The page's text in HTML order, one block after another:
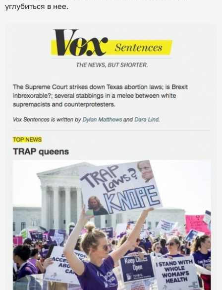
углубиться в нее.